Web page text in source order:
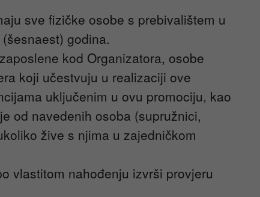
sve fizičke osobe s prebivalištem u
godina.
kod Organizatora, osobe
koji učestvuju u realizaciji ove
uključenim u ovu promociju, kao
od navedenih osoba (supružnici,
žive s njima u zajedničkom
vlastitom nahođenju izvrši provjeru